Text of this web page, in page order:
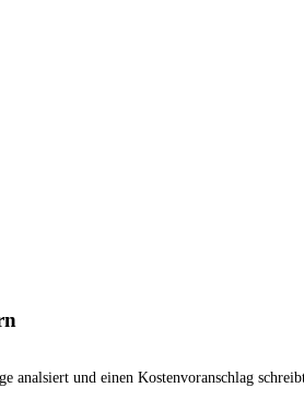
analsiert und einen Kostenvoranschlag